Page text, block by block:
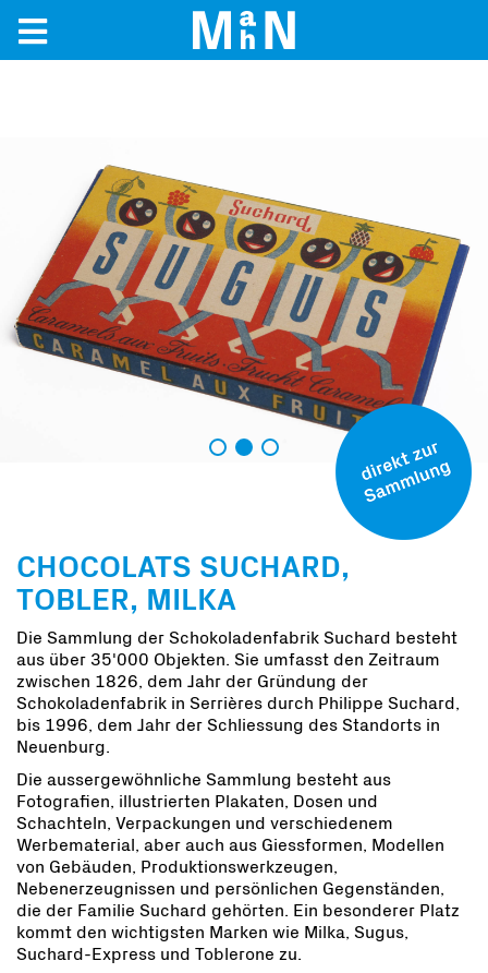
CHOCOLATS SUCHARD,
TOBLER, MILKA
Die Sammlung der Schokoladenfabrik Suchard besteht
aus über 35'000 Objekten. Sie umfasst den Zeitraum
zwischen 1826, dem Jahr der Gründung der
Schokoladenfabrik in Serrières durch Philippe Suchard,
bis 1996, dem Jahr der Schliessung des Standorts in
Neuenburg.
Die aussergewöhnliche Sammlung besteht aus
Fotografien, illustrierten Plakaten, Dosen und
Schachteln, Verpackungen und verschiedenem
Werbematerial, aber auch aus Giessformen, Modellen
von Gebäuden, Produktionswerkzeugen,
Nebenerzeugnissen und persönlichen Gegenständen,
die der Familie Suchard gehörten. Ein besonderer Platz
kommt den wichtigsten Marken wie Milka, Sugus,
Suchard-Express und Toblerone zu.